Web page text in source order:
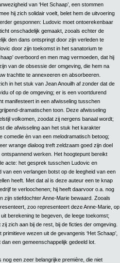
van ‘Het Schaap’, een stommen
hij zich solidair voelt, belet hem de uitvoering
gesponnen: Ludovic moet ontoerekenbaar
onschadelijk gemaakt, zooals echter de
den dans ontspringt door zijn verleden te
door zijn toekomst in het sanatorium te
overboord en men mag vermoeden, dat hij
van de obsessie der omgeving, die hem na
trachtte te annexeeren en absorbeeren.
in het stuk van Jean Anouilh af zonder dat de
of op de omgeving; er is een voortdurend
manifesteert in een afwisseling tusschen
dramatischen toon. Deze afwisseling
volkomen, zoodat zij nergens banaal wordt;
die afwisseling aan het stuk het karakter
comedie èn van een melodramatisch betoog;
wrange dialoog treft zeldzaam goed zijn doel
werken. Het hoogtepunt bereikt
acte: het gesprek tusschen Ludovic en
van een verlangen botst op de leegheid van een
heeft. Met dat al is deze auteur een te knap
te verloochenen; hij heeft daarvoor o.a. nog
zijn stiefdochter Anne-Marie bewaard. Zooals
zoo representeert deze Anne-Marie, op
berekening te begeven, de leege toekomst;
zich aan bij de rest, bij de ficties der omgeving.
wezen uit de gevangenis ‘Het Schaap’,
een gemeenschappelijk gedeeld lot.
een zeer belangrijke première, die niet